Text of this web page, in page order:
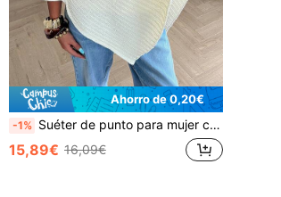
Ahorro de 0,20€
-1% Suéter de punto para mujer con bajo asimétrico blanco para otoño
15,89€ 16,09€